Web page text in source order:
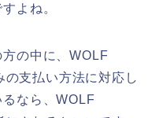
よね。
の中に、WOLF
の支払い方法に対応し
なら、WOLF